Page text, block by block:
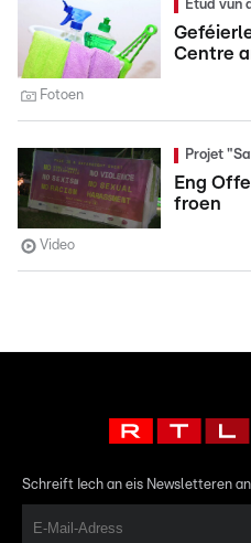
Etüd vun
Centre
Fotoen
Projet
Eng
froen
Video
Schreift Iech an eis Newsletteren an